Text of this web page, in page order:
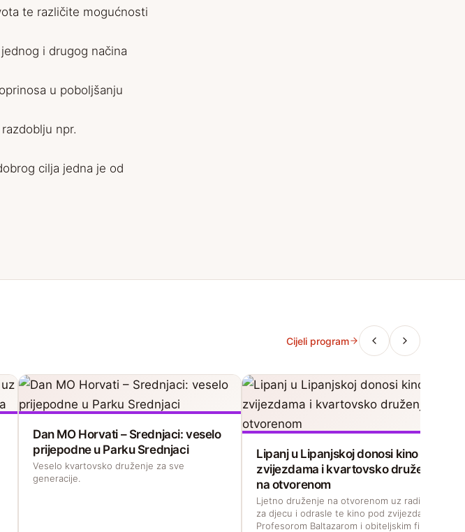
te različite mogućnosti
i drugog načina
u poboljšanju
npr.
cilja jedna je od
Cijeli program
Dan MO Horvati – Srednjaci: veselo
prijepodne u Parku Srednjaci
Veselo kvartovsko druženje za sve
generacije.
Lipanj u Lipanjskoj donosi kino pod
zvijezdama i kvartovsko druženje
na otvorenom
Ljetno druženje na otvorenom uz radionicu
za djecu i odrasle te kino pod zvijezdama s
Profesorom Baltazarom i obiteljskim filmom